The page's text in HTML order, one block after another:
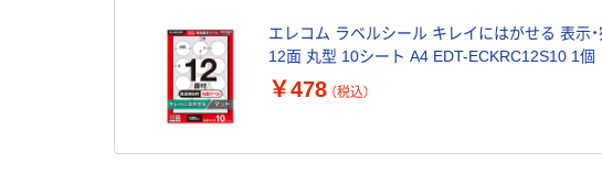
エレコム ラベルシール キレイにはがせる 表示
12面 丸型 10シート A4 EDT-ECKRC12S10 1個
￥478 （税込）